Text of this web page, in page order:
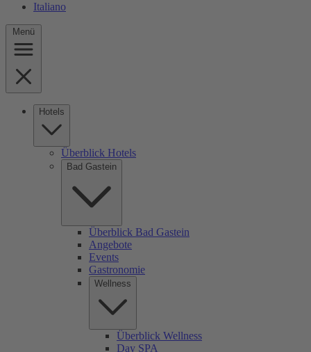
Italiano
Menü
Hotels
Überblick Hotels
Bad Gastein
Überblick Bad Gastein
Angebote
Events
Gastronomie
Wellness
Überblick Wellness
Day SPA